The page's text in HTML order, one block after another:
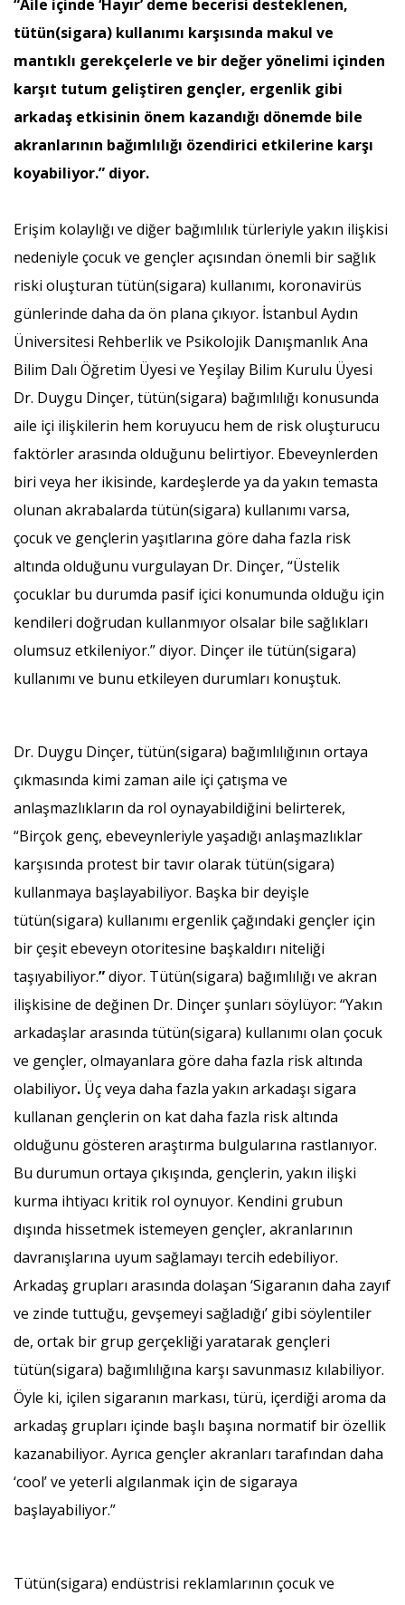
“Aile içinde ‘Hayır’ deme becerisi desteklenen,
tütün(sigara) kullanımı karşısında makul ve
mantıklı gerekçelerle ve bir değer yönelimi içinden
karşıt tutum geliştiren gençler, ergenlik gibi
arkadaş etkisinin önem kazandığı dönemde bile
akranlarının bağımlılığı özendirici etkilerine karşı
koyabiliyor.” diyor.
Erişim kolaylığı ve diğer bağımlılık türleriyle yakın ilişkisi
nedeniyle çocuk ve gençler açısından önemli bir sağlık
riski oluşturan tütün(sigara) kullanımı, koronavirüs
günlerinde daha da ön plana çıkıyor. İstanbul Aydın
Üniversitesi Rehberlik ve Psikolojik Danışmanlık Ana
Bilim Dalı Öğretim Üyesi ve Yeşilay Bilim Kurulu Üyesi
Dr. Duygu Dinçer, tütün(sigara) bağımlılığı konusunda
aile içi ilişkilerin hem koruyucu hem de risk oluşturucu
faktörler arasında olduğunu belirtiyor. Ebeveynlerden
biri veya her ikisinde, kardeşlerde ya da yakın temasta
olunan akrabalarda tütün(sigara) kullanımı varsa,
çocuk ve gençlerin yaşıtlarına göre daha fazla risk
altında olduğunu vurgulayan Dr. Dinçer, “Üstelik
çocuklar bu durumda pasif içici konumunda olduğu için
kendileri doğrudan kullanmıyor olsalar bile sağlıkları
olumsuz etkileniyor.” diyor. Dinçer ile tütün(sigara)
kullanımı ve bunu etkileyen durumları konuştuk.
Dr. Duygu Dinçer, tütün(sigara) bağımlılığının ortaya
çıkmasında kimi zaman aile içi çatışma ve
anlaşmazlıkların da rol oynayabildiğini belirterek,
“Birçok genç, ebeveynleriyle yaşadığı anlaşmazlıklar
karşısında protest bir tavır olarak tütün(sigara)
kullanmaya başlayabiliyor. Başka bir deyişle
tütün(sigara) kullanımı ergenlik çağındaki gençler için
bir çeşit ebeveyn otoritesine başkaldırı niteliği
taşıyabiliyor.”diyor. Tütün(sigara) bağımlılığı ve akran
ilişkisine de değinen Dr. Dinçer şunları söylüyor: “Yakın
arkadaşlar arasında tütün(sigara) kullanımı olan çocuk
ve gençler, olmayanlara göre daha fazla risk altında
olabiliyor. Üç veya daha fazla yakın arkadaşı sigara
kullanan gençlerin on kat daha fazla risk altında
olduğunu gösteren araştırma bulgularına rastlanıyor.
Bu durumun ortaya çıkışında, gençlerin, yakın ilişki
kurma ihtiyacı kritik rol oynuyor. Kendini grubun
dışında hissetmek istemeyen gençler, akranlarının
davranışlarına uyum sağlamayı tercih edebiliyor.
Arkadaş grupları arasında dolaşan ‘Sigaranın daha zayıf
ve zinde tuttuğu, gevşemeyi sağladığı’ gibi söylentiler
de, ortak bir grup gerçekliği yaratarak gençleri
tütün(sigara) bağımlılığına karşı savunmasız kılabiliyor.
Öyle ki, içilen sigaranın markası, türü, içerdiği aroma da
arkadaş grupları içinde başlı başına normatif bir özellik
kazanabiliyor. Ayrıca gençler akranları tarafından daha
‘cool’ ve yeterli algılanmak için de sigaraya
başlayabiliyor.”
Tütün(sigara) endüstrisi reklamlarının çocuk ve